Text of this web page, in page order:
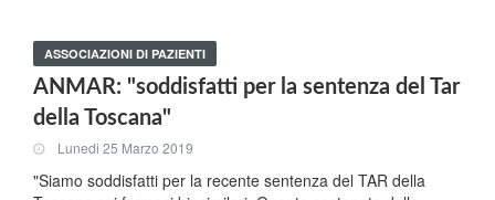
ASSOCIAZIONI DI PAZIENTI
ANMAR: "soddisfatti per la sentenza del Tar
della Toscana"
Lunedi 25 Marzo 2019
"Siamo soddisfatti per la recente sentenza del TAR della